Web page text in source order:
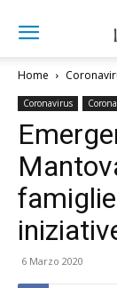
Home
Coronavirus
6 Marzo 2020